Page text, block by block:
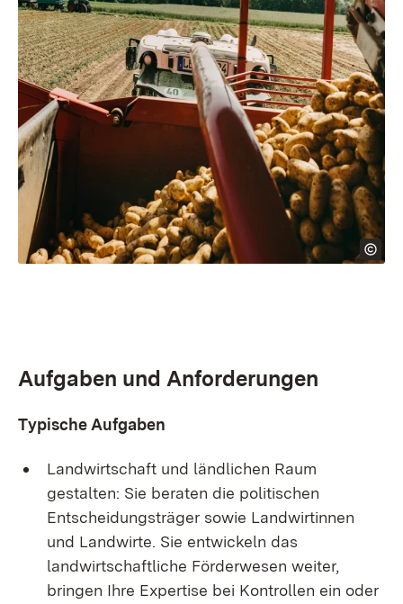
Aufgaben und Anforderungen
Typische Aufgaben
Landwirtschaft und ländlichen Raum
gestalten: Sie beraten die politischen
Entscheidungsträger sowie Landwirtinnen
und Landwirte. Sie entwickeln das
landwirtschaftliche Förderwesen weiter,
bringen Ihre Expertise bei Kontrollen ein oder